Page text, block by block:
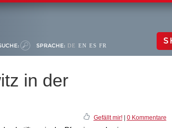
SPRACHE: DE EN ES FR
in der
Gefällt mir!| 0 Kommentare